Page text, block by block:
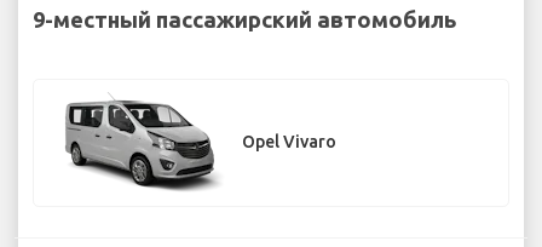
9-местный пассажирский автомобиль
Opel Vivaro